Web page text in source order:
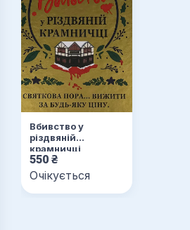
Вбивство у
різдвяній
крамничці
550 ₴
Очікується